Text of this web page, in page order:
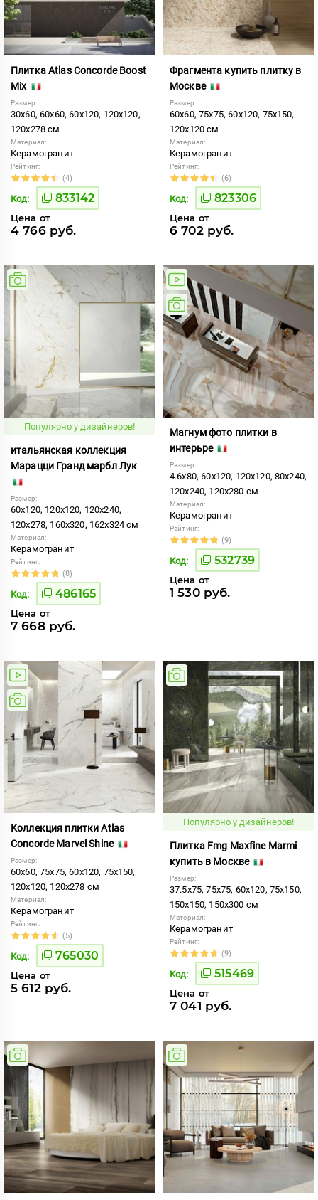
Плитка Atlas Concorde Boost
Mix
Размер:
30x60, 60x60, 60x120, 120x120,
120x278 см
Материал:
Керамогранит
Рейтинг:
(4)
Код: 833142
Цена от
4 766 руб.
Фрагмента купить плитку в
Москве
Размер:
60x60, 75x75, 60x120, 75x150,
120x120 см
Материал:
Керамогранит
Рейтинг:
(6)
Код: 823306
Цена от
6 702 руб.
Популярно у дизайнеров!
итальянская коллекция
Марацци Гранд марбл Лук
Размер:
60x120, 120x120, 120x240,
120x278, 160x320, 162x324 см
Материал:
Керамогранит
Рейтинг:
(8)
Код: 486165
Цена от
7 668 руб.
Магнум фото плитки в
интерьре
Размер:
4.6x80, 60x120, 120x120, 80x240,
120x240, 120x280 см
Материал:
Керамогранит
Рейтинг:
(9)
Код: 532739
Цена от
1 530 руб.
Коллекция плитки Atlas
Concorde Marvel Shine
Размер:
60x60, 75x75, 60x120, 75x150,
120x120, 120x278 см
Материал:
Керамогранит
Рейтинг:
(5)
Код: 765030
Цена от
5 612 руб.
Популярно у дизайнеров!
Плитка Fmg Maxfine Marmi
купить в Москве
Размер:
37.5x75, 75x75, 60x120, 75x150,
150x150, 150x300 см
Материал:
Керамогранит
Рейтинг:
(9)
Код: 515469
Цена от
7 041 руб.